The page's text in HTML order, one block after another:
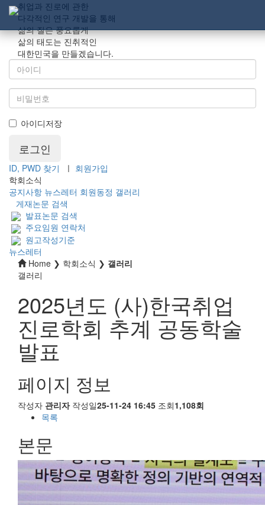
취업과 진로에 관한
다각적인 연구 개발을 통해
삶의 질은 풍요롭게
삶의 태도는 진취적인
대한민국을 만들겠습니다.
아이디저장
ID, PWD 찾기 ㅣ 회원가입
학회소식
공지사항 뉴스레터 회원동정 갤러리
게재논문 검색
발표논문 검색
주요임원 연락처
원고작성기준
뉴스레터
Home ❯ 학회소식 ❯ 갤러리
갤러리
2025년도 (사)한국취업
진로학회 추계 공동학술
발표
페이지 정보
작성자 관리자 작성일25-11-24 16:45 조회1,108회
목록
본문